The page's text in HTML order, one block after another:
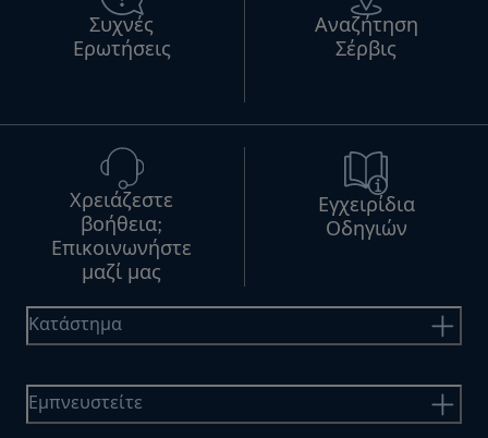
Συχνές
Ερωτήσεις
Αναζήτηση
Σέρβις
Χρειάζεστε
βοήθεια;
Επικοινωνήστε
μαζί μας
Εγχειρίδια
Οδηγιών
Κατάστημα
Εμπνευστείτε